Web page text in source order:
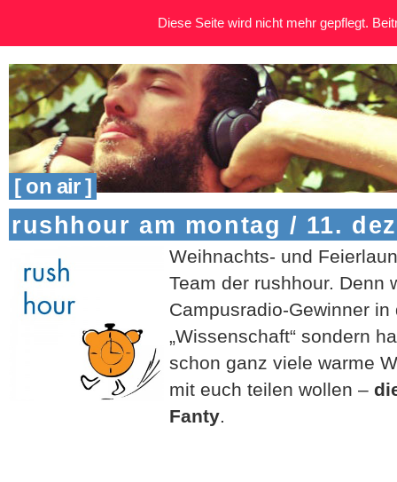
[ on air ]
rushhour am montag / 11.
Weihnachts- und
Team der rushhour. Denn
Campusradio-Gewinner in
„Wissenschaft“ sondern
schon ganz viele warme
mit euch teilen wollen –
Fanty.
Diese Seite wird nicht mehr gepflegt.